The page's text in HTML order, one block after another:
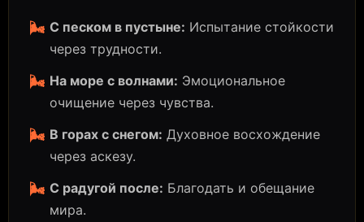
🌬️ С песком в пустыне: Испытание стойкости
через трудности.
🌬️ На море с волнами: Эмоциональное
очищение через чувства.
🌬️ В горах с снегом: Духовное восхождение
через аскезу.
🌬️ С радугой после: Благодать и обещание
мира.